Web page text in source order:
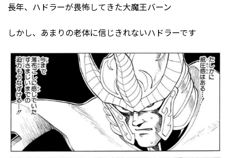
長年、ハドラーが畏怖してきた大魔王バーン
しかし、あまりの老体に信じきれないハドラーです